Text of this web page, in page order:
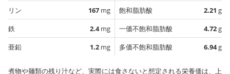
リン
167 mg
鉄
2.4mg
亜鉛
1.2 mg
飽和脂肪酸
2.21 g
一価不飽和脂肪酸
4.72g
多価不飽和脂肪酸
6.94g
煮物や麺類の残り汁など、実際には食さないと想定される栄養価は、上